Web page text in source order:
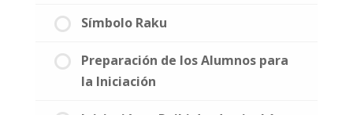
Símbolo Raku
Preparación de los Alumnos para
la Iniciación